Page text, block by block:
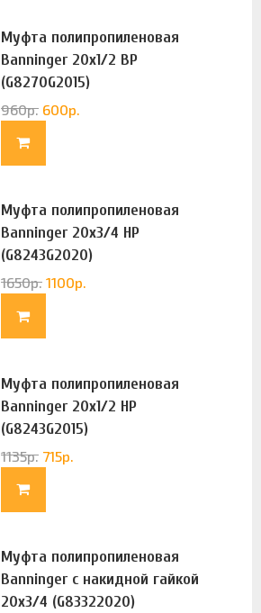
Муфта полипропиленовая
Banninger 20х1/2 ВР
(G8270G2015)
960р. 600р.
Муфта полипропиленовая
Banninger 20х3/4 НР
(G8243G2020)
1650р. 1100р.
Муфта полипропиленовая
Banninger 20х1/2 НР
(G8243G2015)
1135р. 715р.
Муфта полипропиленовая
Banninger с накидной гайкой
20х3/4 (G83322020)